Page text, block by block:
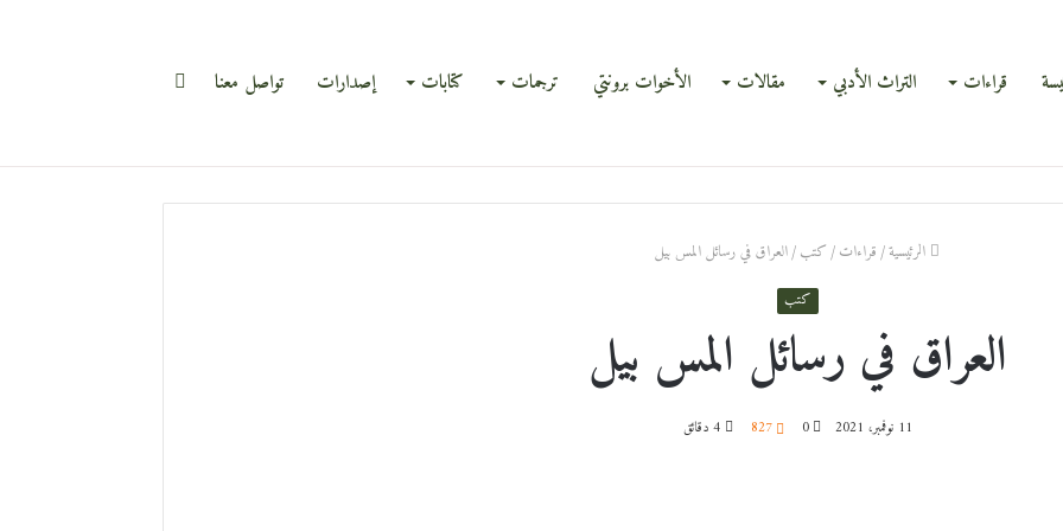
قراءات التراث الأدبي مقالات الأخوات برونتي ترجمات كتابات إصدارات تواصل معنا
الرئيسية/قراءات/كتب/العراق في رسائل المس بيل
كتب
العراق في رسائل المس بيل
11 نوفمبر، 2021 0
827 4 دقائق